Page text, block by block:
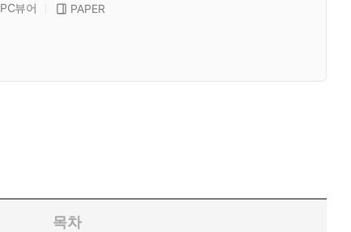
PC뷰어
PAPER
목차